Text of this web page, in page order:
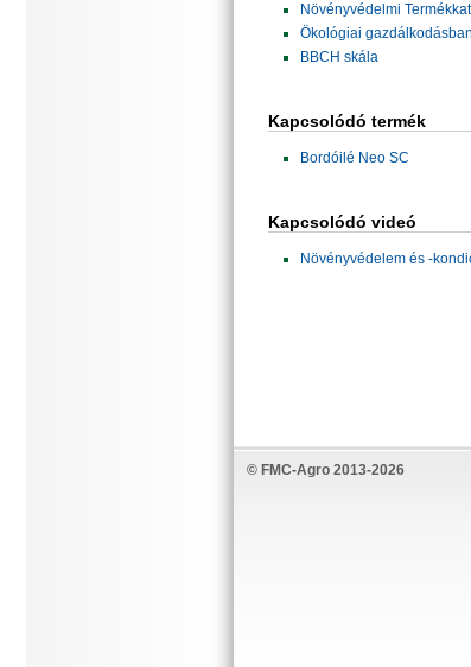
Növényvédelmi
Ökológiai
BBCH skála
Kapcsolódó termék
Bordóilé Neo SC
Kapcsolódó videó
Növényvédelem és -
© FMC-Agro 2013-2026